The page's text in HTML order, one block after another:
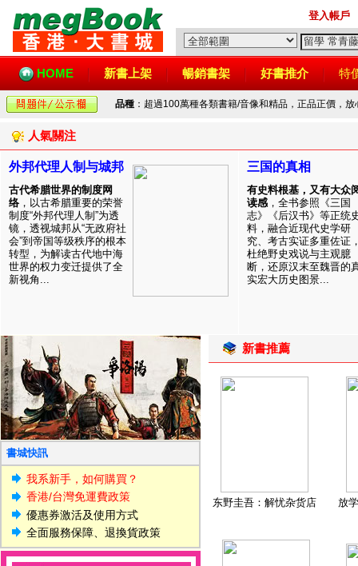
登入帳戶
HOME 新書上架 暢銷書架 好書推介 特
品種 ：超過100萬種各類書籍/音像和精品，正品正價，
人氣關注
外邦代理人制与城邦
古代希腊世界的制度网
络 ，以古希腊重要的荣誉
制度“外邦代理人制”为透
镜，透视城邦从“无政府社
会”到帝国等级秩序的根本
转型，为解读古代地中海
世界的权力变迁提供了全
新视角...
三国的真相
有史料根基，又有大众
读感 ，全书参照《三国
志》《后汉书》等正统
料，融合近现代史学研
究、考古实证多重佐证
杜绝野史戏说与主观臆
断，还原汉末至魏晋的
实宏大历史图景...
書城快訊
我系新手，如何購買？
香港/台灣免運費政策
優惠券激活及使用方式
全面服務保障、退換貨政策
新書推薦
东野圭吾：解忧杂货店 放